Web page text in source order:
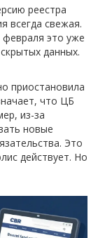
реестра
всегда свежая.
февраля это уже
данных.
приостановила
что ЦБ
из-за
новые
Это
действует. Но